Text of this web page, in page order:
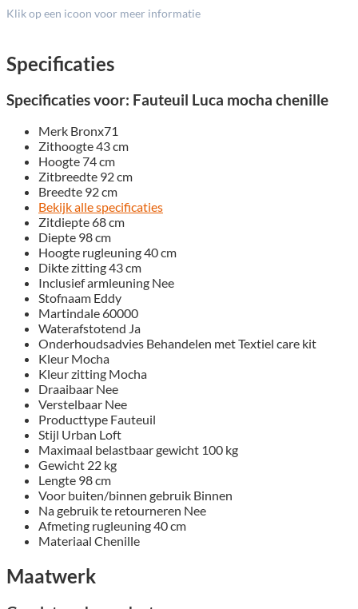
Klik op een icoon voor meer informatie
Specificaties
Specificaties voor: Fauteuil Luca mocha chenille
Merk Bronx71
Zithoogte43 cm
Hoogte74 cm
Zitbreedte 92 cm
Breedte 92 cm
Bekijk alle specificaties
Zitdiepte68 cm
Diepte 98 cm
Hoogte rugleuning40 cm
Dikte zitting43 cm
Inclusief armleuning Nee
Stofnaam Eddy
Martindale60000
Waterafstotend Ja
Onderhoudsadvies Behandelen met Textiel care kit
Kleur Mocha
Kleur zitting Mocha
Draaibaar Nee
Verstelbaar Nee
Producttype Fauteuil
Stijl Urban Loft
Maximaal belastbaar gewicht 100 kg
Gewicht 22 kg
Lengte 98 cm
Voor buiten/binnen gebruik Binnen
Na gebruik te retourneren Nee
Afmeting rugleuning40 cm
Materiaal Chenille
Maatwerk